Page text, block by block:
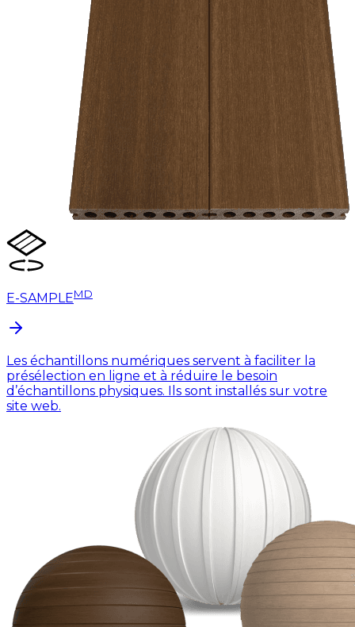
E-SAMPLEMD
Les échantillons numériques servent à faciliter la
présélection en ligne et à réduire le besoin
d’échantillons physiques. Ils sont installés sur votre
site web.